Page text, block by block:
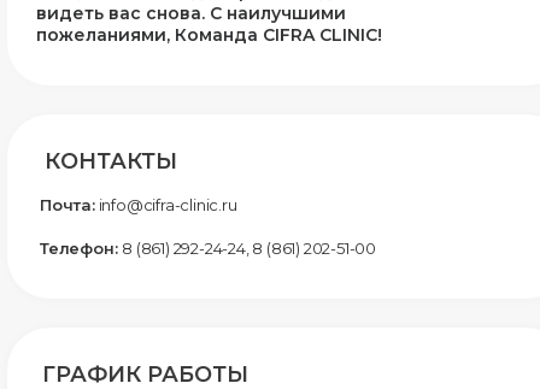
видеть вас снова. С наилучшими
пожеланиями, Команда CIFRA CLINIC!
КОНТАКТЫ
Почта:info@cifra-clinic.ru
Телефон: 8 (861) 292-24-24, 8 (861) 202-51-00
ГРАФИК РАБОТЫ